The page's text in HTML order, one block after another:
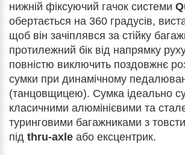
нижній фіксуючий гачок системи
обертається на 360 градусів,
щоб він зачіплявся за стійку
протилежний бік від напрямку
повністю виключить поздовжнє
сумки при динамічному
(танцовщицею). Сумка ідеально
класичними алюмінієвими та
туринговими багажниками з
під thru-axle або ексцентрик.